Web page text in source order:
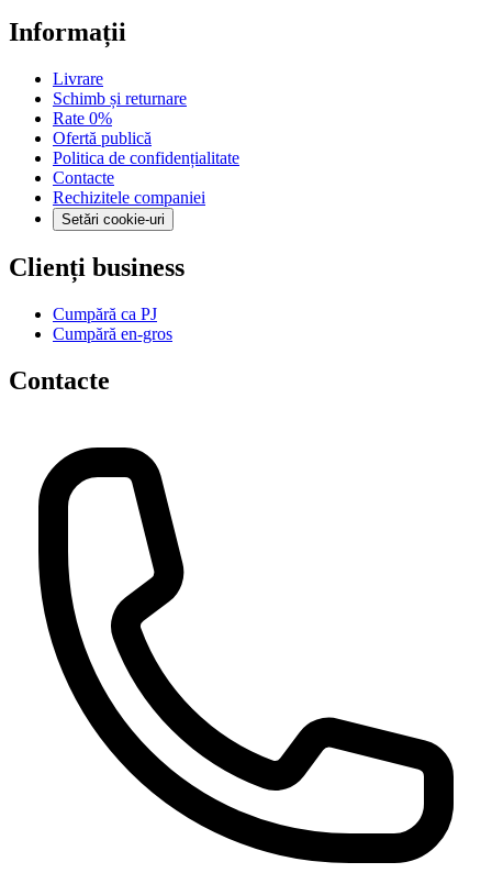
Informații
Livrare
Schimb și returnare
Rate 0%
Ofertă publică
Politica de confidențialitate
Contacte
Rechizitele companiei
Setări cookie-uri
Clienți business
Cumpără ca PJ
Cumpără en-gros
Contacte